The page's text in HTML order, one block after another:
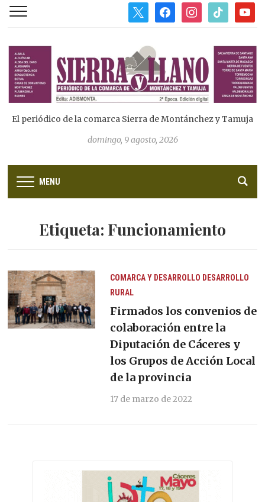
facebookinstagram
tiktok
El periódico de la comarca Sierra de Montánchez y Tamuja
domingo, 9 agosto, 2026
MENU
Etiqueta: Funcionamiento
COMARCA Y DESARROLLO DESARROLLO
RURAL
Firmados los convenios de
colaboración entre la
Diputación de Cáceres y
los Grupos de Acción Local
de la provincia
17 de marzo de 2022